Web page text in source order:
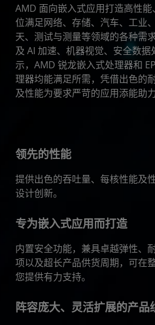
AMD 面向嵌入式应用打造高性
位满足网络、存储、汽车、工业
天、测试与测量等领域的各种需
及 AI 加速、机器视觉、安全数据
示，AMD 锐龙嵌入式处理器和
理器均能满足所需，凭借出色的
及性能为要求严苛的应用添能助力
领先的性能
提供出色的吞吐量、每核性能及
设计创新。
专为嵌入式应用而打造
内置安全功能，兼具卓越弹性、
项以及超长产品供货周期，可在
您提供有力支持。
阵容庞大、灵活扩展的产品